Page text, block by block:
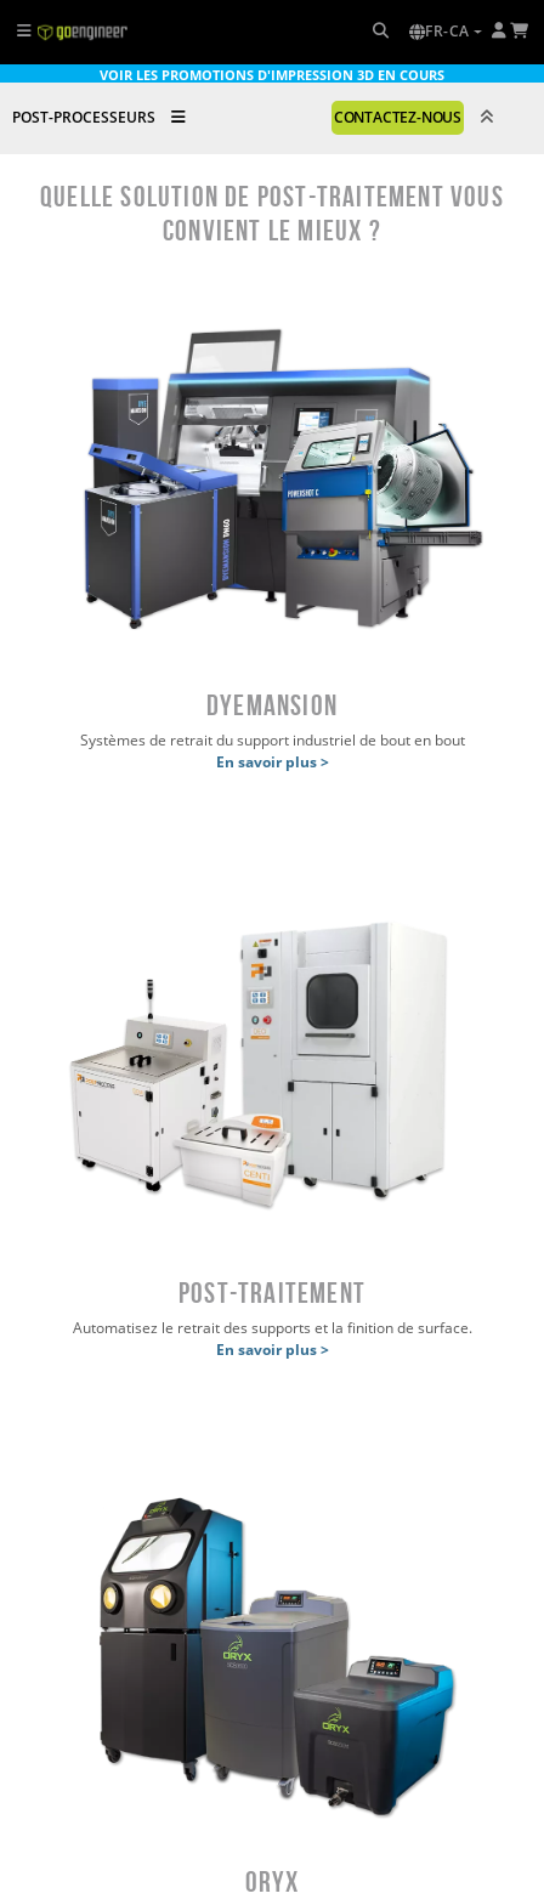
FR-CA
VOIR LES PROMOTIONS D'IMPRESSION 3D EN COURS
POST-PROCESSEURS CONTACTEZ-NOUS
Quelle solution de post-traitement vous
convient le mieux ?
DYEMANSION
Systèmes de retrait du support industriel de bout en bout
En savoir plus >
POST-TRAITEMENT
Automatisez le retrait des supports et la finition de surface.
En savoir plus >
ORYX